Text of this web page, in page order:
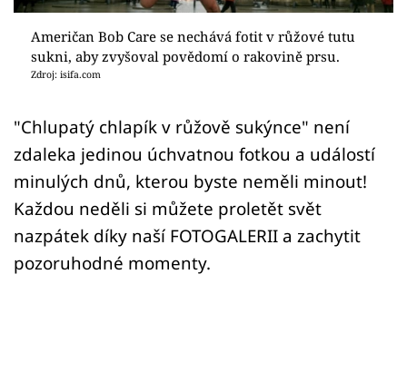
Sledujte prima+
Přihlášení
Sledujte nás
Američan Bob Care se nechává fotit v růžové tutu
sukni, aby zvyšoval povědomí o rakovině prsu.
Zdroj: isifa.com
"Chlupatý chlapík v růžově sukýnce" není
zdaleka jedinou úchvatnou fotkou a událostí
minulých dnů, kterou byste neměli minout!
Každou neděli si můžete proletět svět
nazpátek díky naší FOTOGALERII a zachytit
pozoruhodné momenty.